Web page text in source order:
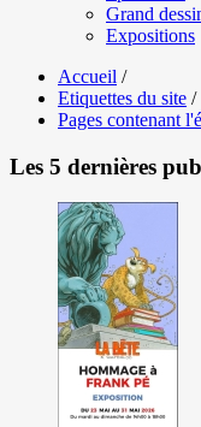
Grand
Expositions
Accueil /
Etiquettes du site /
Pages contenant
Les 5 dernières